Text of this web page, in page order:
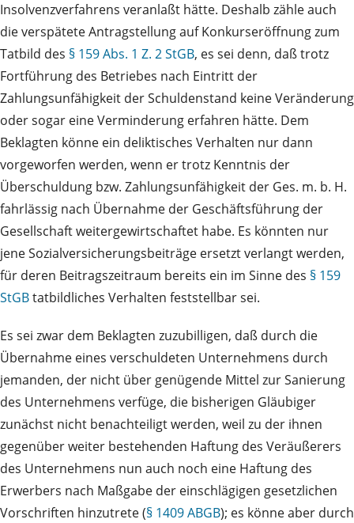
Insolvenzverfahrens veranlaßt hätte. Deshalb zähle auch
die verspätete Antragstellung auf Konkurseröffnung zum
Tatbild des § 159 Abs. 1 Z. 2 StGB, es sei denn, daß trotz
Fortführung des Betriebes nach Eintritt der
Zahlungsunfähigkeit der Schuldenstand keine Veränderung
oder sogar eine Verminderung erfahren hätte. Dem
Beklagten könne ein deliktisches Verhalten nur dann
vorgeworfen werden, wenn er trotz Kenntnis der
Überschuldung bzw. Zahlungsunfähigkeit der Ges. m. b. H.
fahrlässig nach Übernahme der Geschäftsführung der
Gesellschaft weitergewirtschaftet habe. Es könnten nur
jene Sozialversicherungsbeiträge ersetzt verlangt werden,
für deren Beitragszeitraum bereits ein im Sinne des § 159
StGBtatbildliches Verhalten feststellbar sei.
Es sei zwar dem Beklagten zuzubilligen, daß durch die
Übernahme eines verschuldeten Unternehmens durch
jemanden, der nicht über genügende Mittel zur Sanierung
des Unternehmens verfüge, die bisherigen Gläubiger
zunächst nicht benachteiligt werden, weil zu der ihnen
gegenüber weiter bestehenden Haftung des Veräußerers
des Unternehmens nun auch noch eine Haftung des
Erwerbers nach Maßgabe der einschlägigen gesetzlichen
Vorschriften hinzutrete (§ 1409 ABGB); es könne aber durch